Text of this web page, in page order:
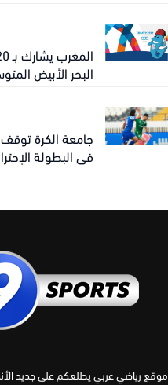
البحر الأبيض المتوسط
جامعة الكرة توقف
في البطولة
رياضي عربي يطلعكم على جديد الأندية